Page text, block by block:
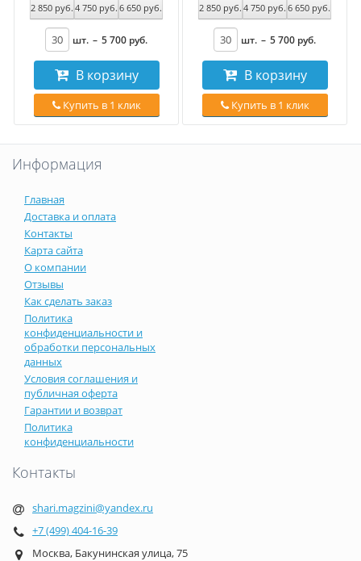
2 850 руб. 4 750 руб. 6 650 руб.
шт. – 5 700 руб.
В корзину
Купить в 1 клик
2 850 руб. 4 750 руб. 6 650 руб.
шт. – 5 700 руб.
В корзину
Купить в 1 клик
Информация
Главная
Доставка и оплата
Контакты
Карта сайта
О компании
Отзывы
Как сделать заказ
Политика
конфиденциальности и
обработки персональных
данных
Условия соглашения и
публичная оферта
Гарантии и возврат
Политика
конфиденциальности
Контакты
shari.magzini@yandex.ru
+7 (499) 404-16-39
Москва, Бакунинская улица, 75